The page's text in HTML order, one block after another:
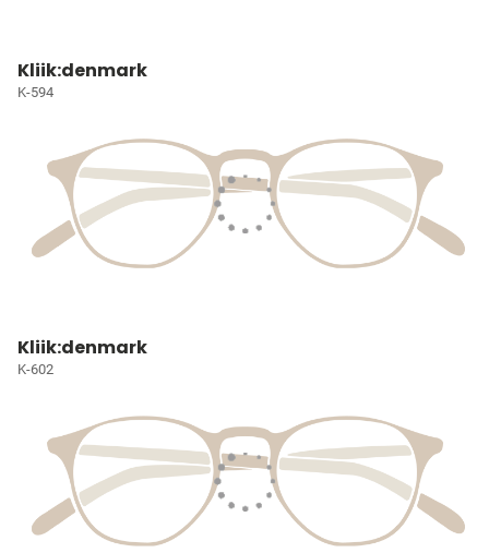
Kliik:denmark
K-594
Kliik:denmark
K-602